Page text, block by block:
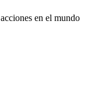
en el mundo